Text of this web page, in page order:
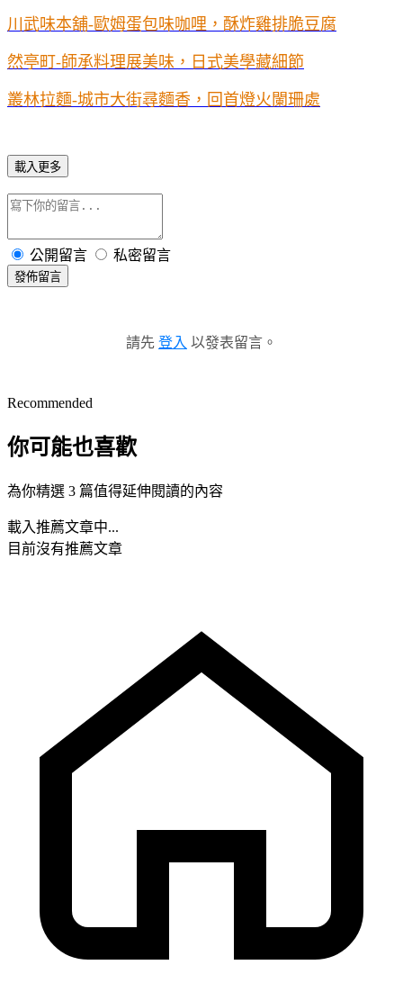
川武味本舖-歐姆蛋包味咖哩，酥炸雞排脆豆腐
然亭町-師承料理展美味，日式美學藏細節
叢林拉麵-城市大街尋麵香，回首燈火闌珊處
載入更多
公開留言 私密留言
發佈留言
請先 登入 以發表留言。
Recommended
你可能也喜歡
為你精選 3 篇值得延伸閱讀的內容
載入推薦文章中...
目前沒有推薦文章